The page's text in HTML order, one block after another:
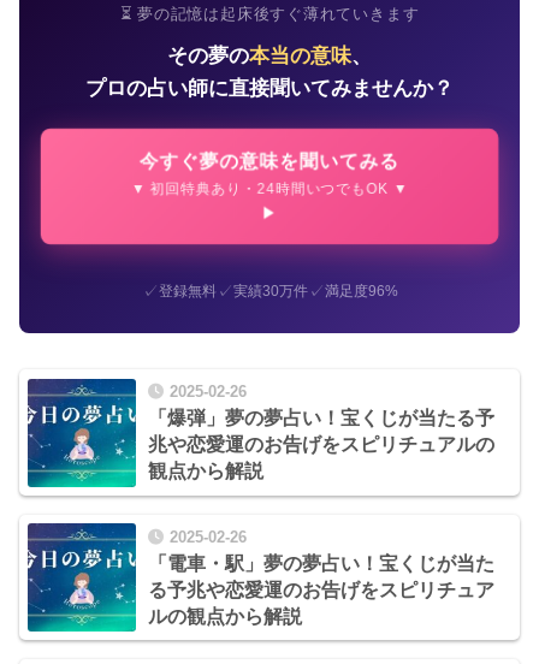
⏳ 夢の記憶は起床後すぐ薄れていきます
その夢の本当の意味、
プロの占い師に直接聞いてみませんか？
今すぐ夢の意味を聞いてみる
▼ 初回特典あり・24時間いつでもOK ▼
✓登録無料✓実績30万件✓満足度96%
2025-02-26
「爆弾」夢の夢占い！宝くじが当たる予
兆や恋愛運のお告げをスピリチュアルの
観点から解説
2025-02-26
「電車・駅」夢の夢占い！宝くじが当た
る予兆や恋愛運のお告げをスピリチュア
ルの観点から解説